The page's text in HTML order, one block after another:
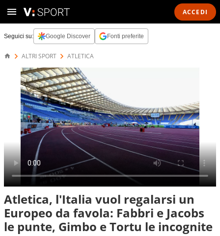
ACCEDI
Seguici su: Google Discover Fonti preferite
ALTRI SPORT ATLETICA
Atletica, l'Italia vuol regalarsi un
Europeo da favola: Fabbri e Jacobs
le punte, Gimbo e Tortu le incognite